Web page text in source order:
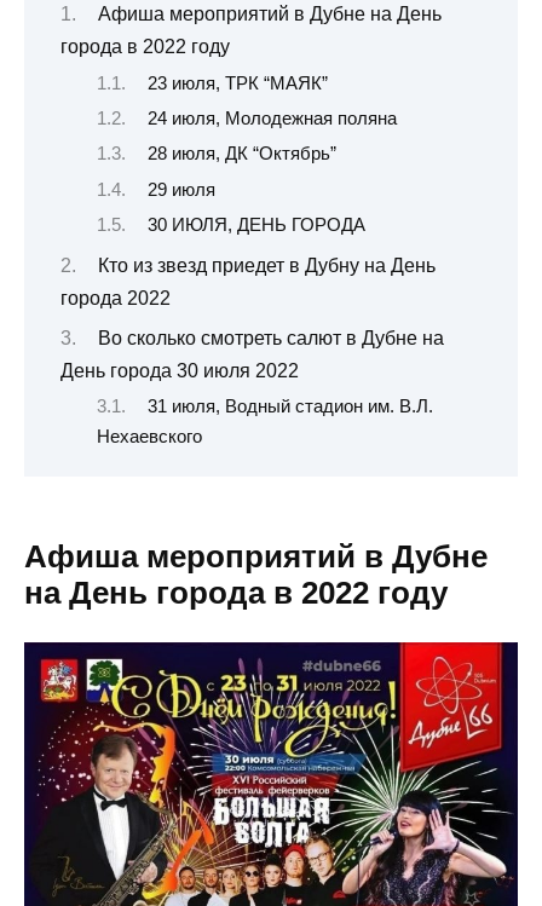
Афиша мероприятий в Дубне на День
города в 2022 году
23 июля, ТРК “МАЯК”
24 июля, Молодежная поляна
28 июля, ДК “Октябрь”
29 июля
30 ИЮЛЯ, ДЕНЬ ГОРОДА
Кто из звезд приедет в Дубну на День
города 2022
Во сколько смотреть салют в Дубне на
День города 30 июля 2022
31 июля, Водный стадион им. В.Л.
Нехаевского
Афиша мероприятий в Дубне
на День города в 2022 году